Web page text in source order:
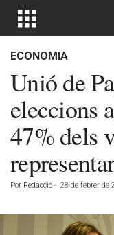
ECONOMIA
Unió de
eleccions
47% dels
Por Redacció - 28 de febrer de